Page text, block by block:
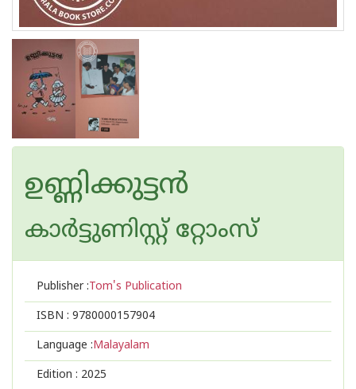
ഉണ്ണിക്കുട്ടൻ
കാര്‍ട്ടുണിസ്റ്റ് റ്റോംസ്
Publisher :Tom's Publication
ISBN : 9780000157904
Language :Malayalam
Edition : 2025